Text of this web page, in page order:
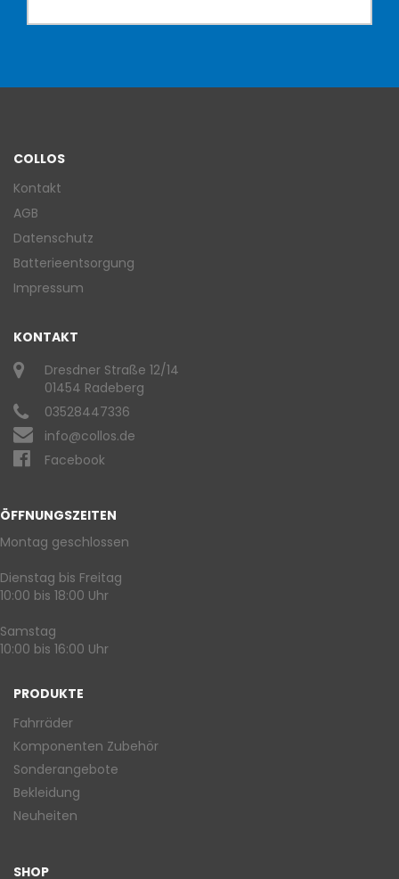
COLLOS
Kontakt
AGB
Datenschutz
Batterieentsorgung
Impressum
KONTAKT
Dresdner Straße 12/14
01454 Radeberg
03528447336
info@collos.de
Facebook
ÖFFNUNGSZEITEN
Montag geschlossen
Dienstag bis Freitag
10:00 bis 18:00 Uhr
Samstag
10:00 bis 16:00 Uhr
PRODUKTE
Fahrräder
Komponenten Zubehör
Sonderangebote
Bekleidung
Neuheiten
SHOP